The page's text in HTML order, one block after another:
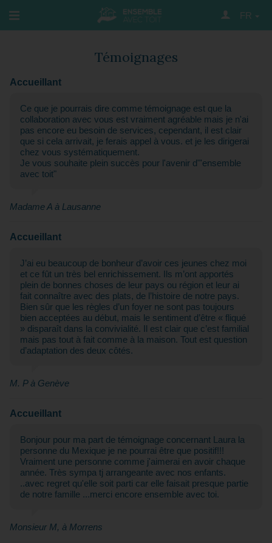
FR
Témoignages
Accueillant
Ce que je pourrais dire comme témoignage est que la
collaboration avec vous est vraiment agréable mais je n'ai
pas encore eu besoin de services, cependant, il est clair
que si cela arrivait, je ferais appel à vous. et je les dirigerai
chez vous systématiquement.
Je vous souhaite plein succès pour l'avenir d"'ensemble
avec toit"
Madame A à Lausanne
Accueillant
J’ai eu beaucoup de bonheur d’avoir ces jeunes chez moi
et ce fût un très bel enrichissement. Ils m’ont apportés
plein de bonnes choses de leur pays ou région et leur ai
fait connaître avec des plats, de l’histoire de notre pays.
Bien sûr que les règles d’un foyer ne sont pas toujours
bien acceptées au début, mais le sentiment d’être « fliqué
» disparaît dans la convivialité. Il est clair que c’est familial
mais pas tout à fait comme à la maison. Tout est question
d’adaptation des deux côtés.
M. P à Genève
Accueillant
Bonjour pour ma part de témoignage concernant Laura la
personne du Mexique je ne pourrai être que positif!!!
Vraiment une personne comme j'aimerai en avoir chaque
année. Très sympa tj arrangeante avec nos enfants.
..avec regret qu'elle soit parti car elle faisait presque partie
de notre famille ...merci encore ensemble avec toi.
Monsieur M, à Morrens